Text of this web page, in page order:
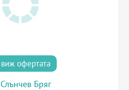
виж офертата
Слънчев Бряг